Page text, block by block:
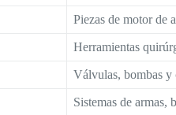
Piezas de motor de
Herramientas
Válvulas, bombas y
Sistemas de armas,